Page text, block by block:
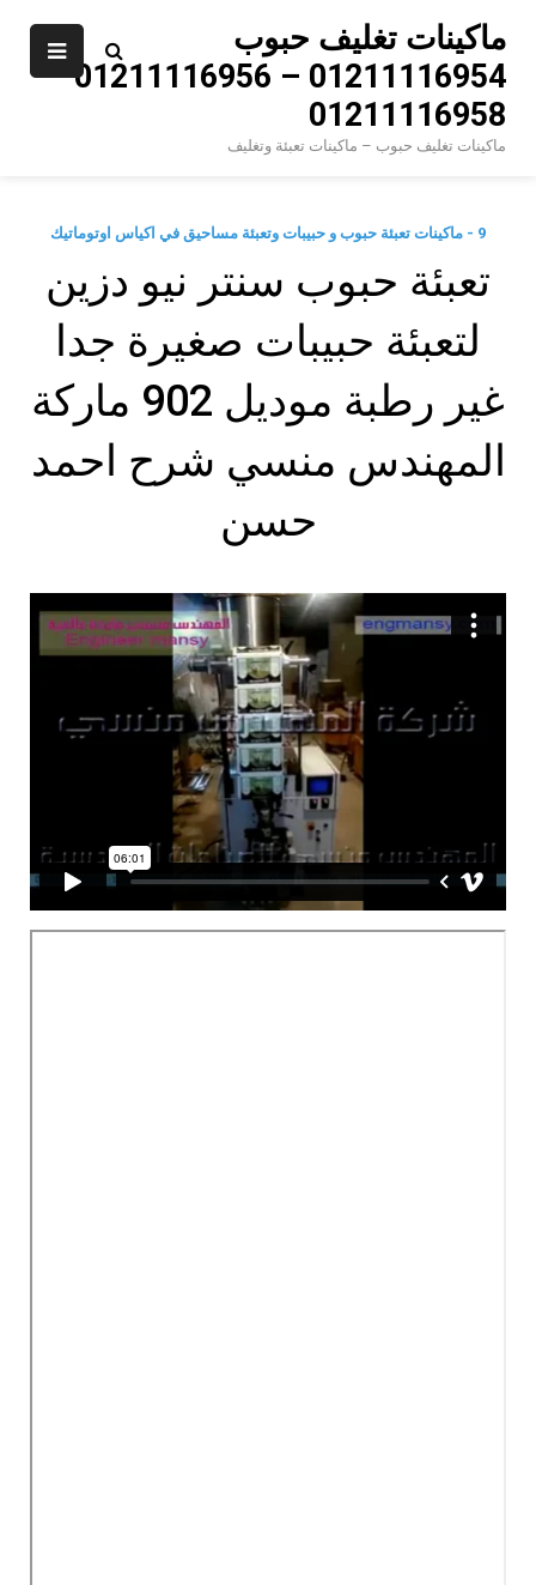
content
ماكينات تغليف حبوب
01211116954 – 01211116956 –
01211116958
ماكينات تغليف حبوب – ماكينات تعبئة وتغليف
9 - ماكينات تعبئة حبوب و حبيبات وتعبئة مساحيق في اكياس اوتوماتيك
‫تعبئة حبوب سنتر نيو دزين
لتعبئة حبيبات صغيرة جدا
غير رطبة موديل 902 ماركة
المهندس منسي شرح احمد